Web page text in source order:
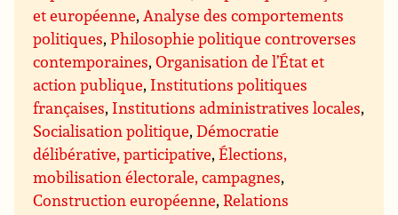
et européenne, Analyse des comportements
politiques,Philosophie politique controverses
contemporaines,Organisation de l’État et
action publique, Institutions politiques
françaises, Institutions administratives locales,
Socialisation politique,Démocratie
délibérative, participative,Élections,
mobilisation électorale, campagnes,
Construction européenne,Relations